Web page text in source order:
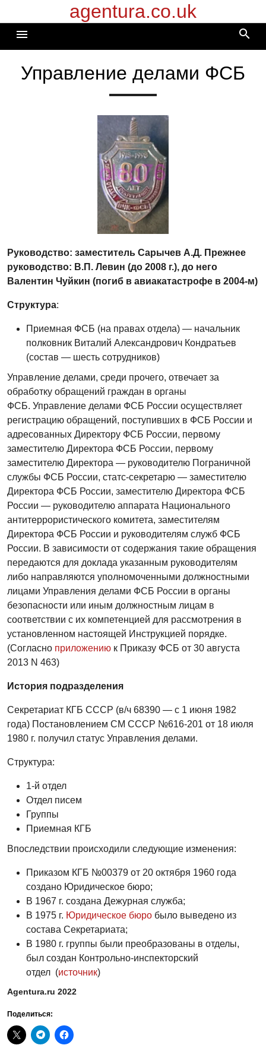
к
содержимому
agentura.co.uk
menu search
Управление делами ФСБ
Руководство: заместитель Сарычев А.Д. Прежнее
руководство: В.П. Левин (до 2008 г.), до него
Валентин Чуйкин (погиб в авиакатастрофе в 2004-м)
Структура:
Приемная ФСБ (на правах отдела) — начальник
полковник Виталий Александрович Кондратьев
(состав — шесть сотрудников)
Управление делами, среди прочего, отвечает за
обработку обращений граждан в органы
ФСБ. Управление делами ФСБ России осуществляет
регистрацию обращений, поступивших в ФСБ России и
адресованных Директору ФСБ России, первому
заместителю Директора ФСБ России, первому
заместителю Директора — руководителю Пограничной
службы ФСБ России, статс-секретарю — заместителю
Директора ФСБ России, заместителю Директора ФСБ
России — руководителю аппарата Национального
антитеррористического комитета, заместителям
Директора ФСБ России и руководителям служб ФСБ
России. В зависимости от содержания такие обращения
передаются для доклада указанным руководителям
либо направляются уполномоченными должностными
лицами Управления делами ФСБ России в органы
безопасности или иным должностным лицам в
соответствии с их компетенцией для рассмотрения в
установленном настоящей Инструкцией порядке.
(Согласно приложению к Приказу ФСБ от 30 августа
2013 N 463)
История подразделения
Секретариат КГБ СССР (в/ч 68390 — с 1 июня 1982
года) Постановлением СМ СССР №616-201 от 18 июля
1980 г. получил статус Управления делами.
Структура:
1-й отдел
Отдел писем
Группы
Приемная КГБ
Впоследствии происходили следующие изменения:
Приказом КГБ №00379 от 20 октября 1960 года
создано Юридическое бюро;
В 1967 г. создана Дежурная служба;
В 1975 г. Юридическое бюро было выведено из
состава Секретариата;
В 1980 г. группы были преобразованы в отделы,
был создан Контрольно-инспекторский
отдел (источник)
Agentura.ru 2022
Поделиться: